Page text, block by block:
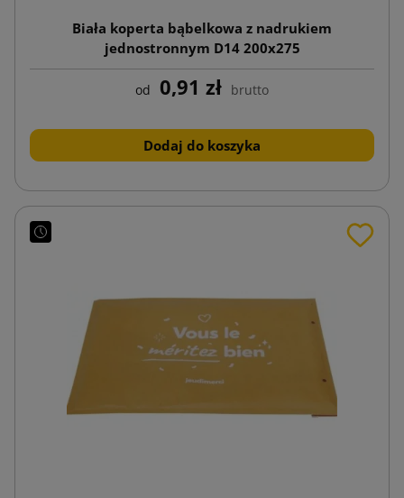
Biała koperta bąbelkowa z nadrukiem
jednostronnym D14 200x275
od 0,91 zł brutto
Dodaj do koszyka